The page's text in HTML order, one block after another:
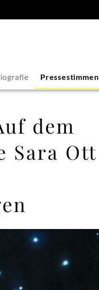
Pressestimmen
dem
Sara Ott